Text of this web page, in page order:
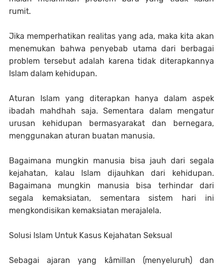
rumit.
Jika memperhatikan realitas yang ada, maka kita akan
menemukan bahwa penyebab utama dari berbagai
problem tersebut adalah karena tidak diterapkannya
Islam dalam kehidupan.
Aturan Islam yang diterapkan hanya dalam aspek
ibadah mahdhah saja. Sementara dalam mengatur
urusan kehidupan bermasyarakat dan bernegara,
menggunakan aturan buatan manusia.
Bagaimana mungkin manusia bisa jauh dari segala
kejahatan, kalau Islam dijauhkan dari kehidupan.
Bagaimana mungkin manusia bisa terhindar dari
segala kemaksiatan, sementara sistem hari ini
mengkondisikan kemaksiatan merajalela.
Solusi Islam Untuk Kasus Kejahatan Seksual
Sebagai ajaran yang kâmillan (menyeluruh) dan